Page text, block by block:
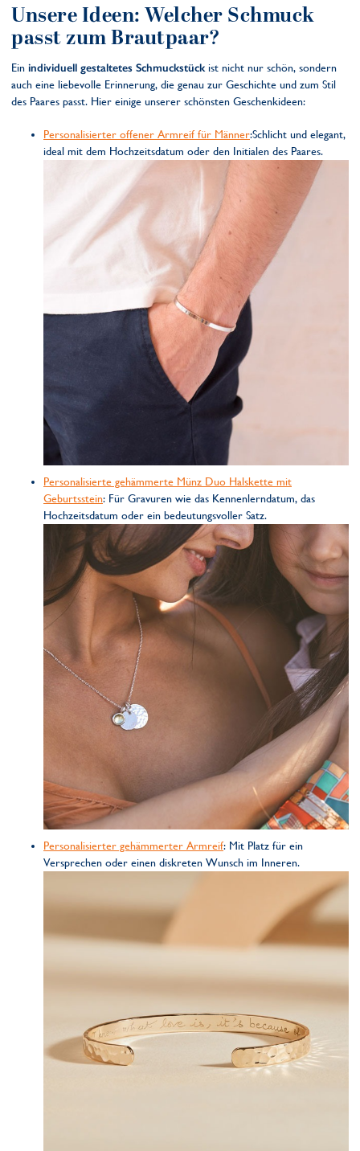
Unsere Ideen: Welcher Schmuck
passt zum Brautpaar?
Ein individuell gestaltetes Schmuckstück ist nicht nur schön, sondern
auch eine liebevolle Erinnerung, die genau zur Geschichte und zum Stil
des Paares passt. Hier einige unserer schönsten Geschenkideen:
Personalisierter offener Armreif für Männer:Schlicht und elegant,
ideal mit dem Hochzeitsdatum oder den Initialen des Paares.
Personalisierte gehämmerte Münz Duo Halskette mit
Geburtsstein: Für Gravuren wie das Kennenlerndatum, das
Hochzeitsdatum oder ein bedeutungsvoller Satz.
Personalisierter gehämmerter Armreif: Mit Platz für ein
Versprechen oder einen diskreten Wunsch im Inneren.